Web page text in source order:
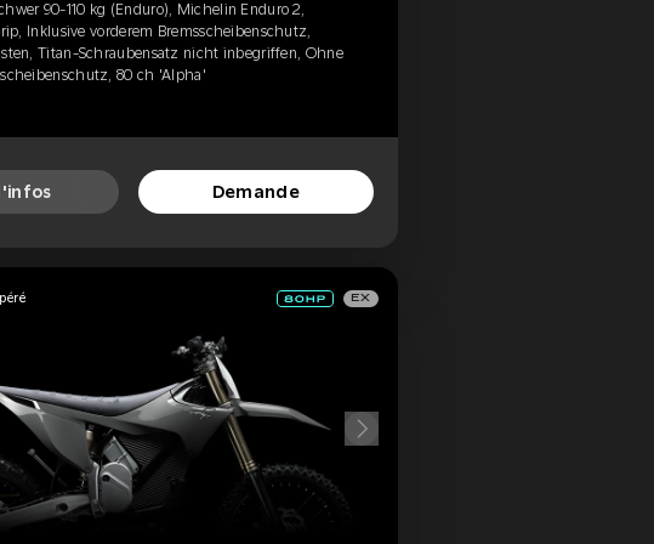
90-110 kg (Enduro), Michelin Enduro 2,
Inklusive vorderem Bremsscheibenschutz,
Titan-Schraubensatz nicht inbegriffen, Ohne
80 ch 'Alpha'
Demande
EX